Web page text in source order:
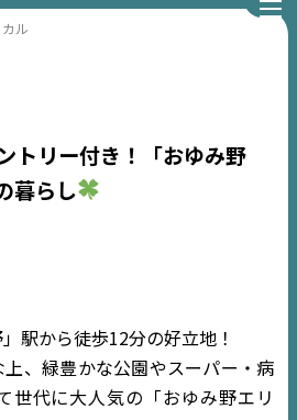
ル
トリー付き！「おゆみ野
暮らし
駅から徒歩12分の好立地！
、緑豊かな公園やスーパー・病
世代に大人気の「おゆみ野エリ